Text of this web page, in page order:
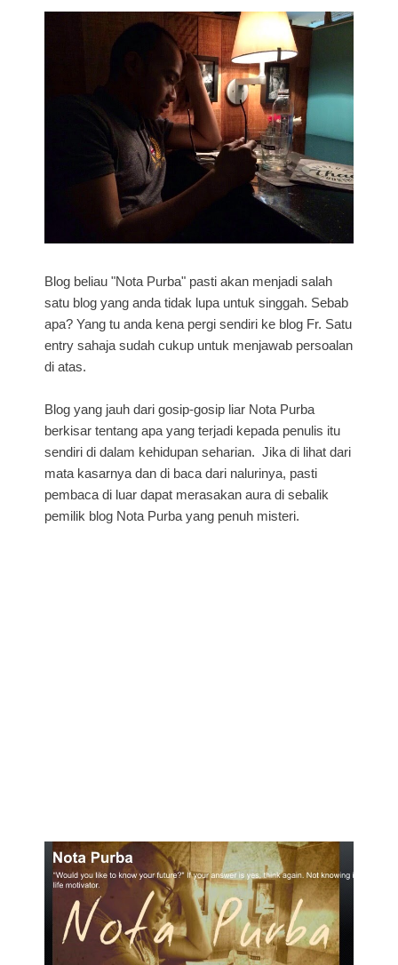
Blog beliau "Nota Purba" pasti akan menjadi salah
satu blog yang anda tidak lupa untuk singgah. Sebab
apa? Yang tu anda kena pergi sendiri ke blog Fr. Satu
entry sahaja sudah cukup untuk menjawab persoalan
di atas.
Blog yang jauh dari gosip-gosip liar Nota Purba
berkisar tentang apa yang terjadi kepada penulis itu
sendiri di dalam kehidupan seharian. Jika di lihat dari
mata kasarnya dan di baca dari nalurinya, pasti
pembaca di luar dapat merasakan aura di sebalik
pemilik blog Nota Purba yang penuh misteri.